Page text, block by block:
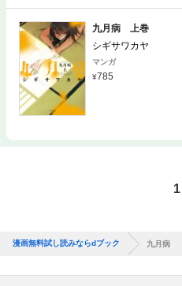
九月病 上巻
シギサワカヤ
マンガ
785
1
漫画無料試し読みならdブック 九月病